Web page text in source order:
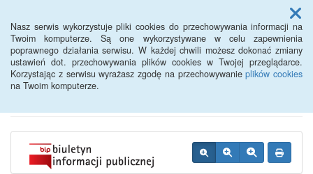
Nasz serwis wykorzystuje pliki cookies do przechowywania informacji na
Twoim komputerze. Są one wykorzystywane w celu zapewnienia
poprawnego działania serwisu. W każdej chwili możesz dokonać zmiany
ustawień dot. przechowywania plików cookies w Twojej przeglądarce.
Korzystając z serwisu wyrażasz zgodę na przechowywanieplików cookies
na Twoim komputerze.
Menu
BIP - Urząd Miejski
Wyśmierzyce